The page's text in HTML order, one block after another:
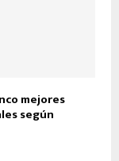
mejores
según